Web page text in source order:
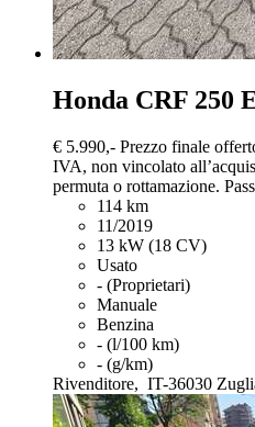
Honda CRF 250
€ 5.990,- Prezzo finale
IVA, non vincolato
permuta o rottamazione.
114 km
11/2019
13 kW (18 CV)
Usato
- (Proprietari)
Manuale
Benzina
- (l/100 km)
- (g/km)
Rivenditore, IT-36030